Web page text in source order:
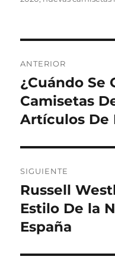
de
entradas
ANTERIOR
Entrada
anterior:
¿Cuándo Se
Camisetas
Artículos De
SIGUIENTE
Entrada
siguiente:
Russell
Estilo De la
España